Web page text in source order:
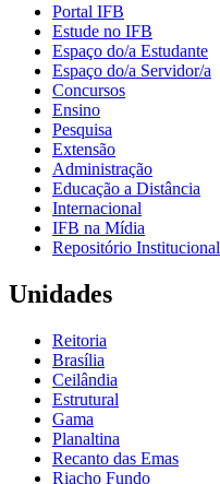
Portal IFB
Estude no IFB
Espaço do/a Estudante
Espaço do/a Servidor/a
Concursos
Ensino
Pesquisa
Extensão
Administração
Educação a Distância
Internacional
IFB na Mídia
Repositório Institucional
Unidades
Reitoria
Brasília
Ceilândia
Estrutural
Gama
Planaltina
Recanto das Emas
Riacho Fundo